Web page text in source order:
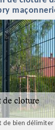
de bien